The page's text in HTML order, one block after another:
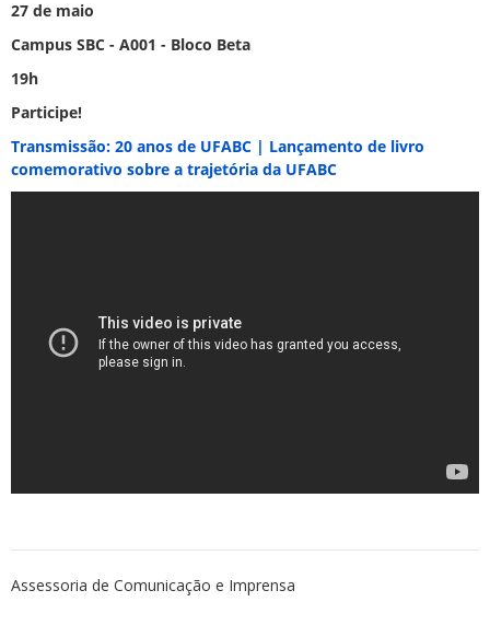
27 de maio
Campus SBC - A001 - Bloco Beta
19h
Participe!
Transmissão: 20 anos de UFABC | Lançamento de livro
comemorativo sobre a trajetória da UFABC
Assessoria de Comunicação e Imprensa